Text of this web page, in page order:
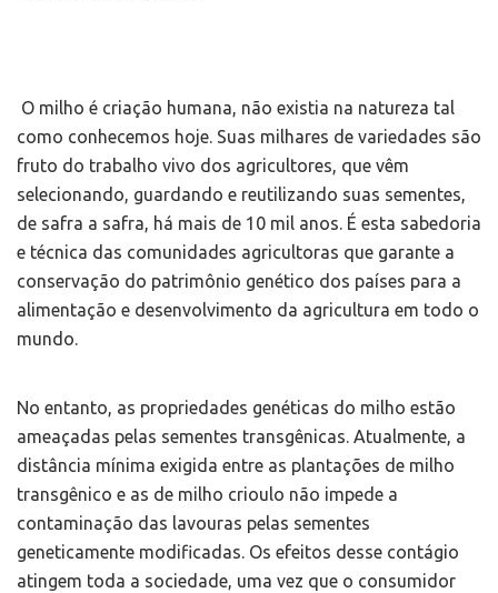
O milho é criação humana, não existia na natureza tal
como conhecemos hoje. Suas milhares de variedades são
fruto do trabalho vivo dos agricultores, que vêm
selecionando, guardando e reutilizando suas sementes,
de safra a safra, há mais de 10 mil anos. É esta sabedoria
e técnica das comunidades agricultoras que garante a
conservação do patrimônio genético dos países para a
alimentação e desenvolvimento da agricultura em todo o
mundo.
No entanto, as propriedades genéticas do milho estão
ameaçadas pelas sementes transgênicas. Atualmente, a
distância mínima exigida entre as plantações de milho
transgênico e as de milho crioulo não impede a
contaminação das lavouras pelas sementes
geneticamente modificadas. Os efeitos desse contágio
atingem toda a sociedade, uma vez que o consumidor